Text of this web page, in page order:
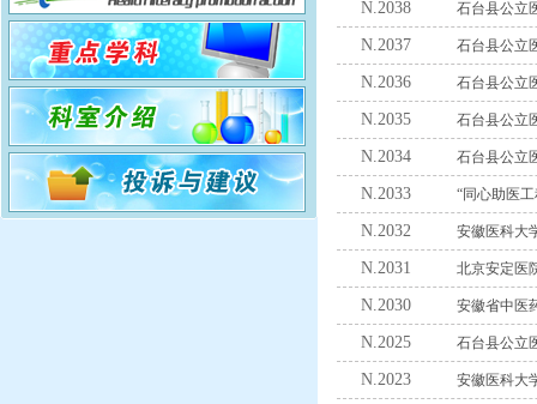
N.2038 石台县公立
N.2037 石台县公立
N.2036 石台县公立
N.2035 石台县公立
N.2034 石台县公立
N.2033 “同心助医
N.2032 安徽医科大
N.2031 北京安定医
N.2030 安徽省中医
N.2025 石台县公立
N.2023 安徽医科大